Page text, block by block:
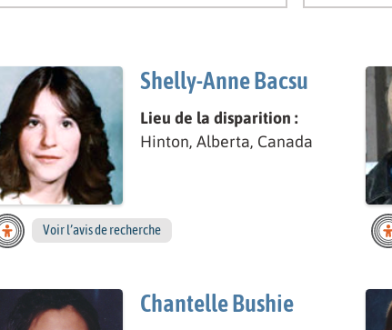
Shelly-Anne Bacsu
Lieu de la disparition :
Hinton, Alberta, Canada
Voir l’avis de recherche
Chantelle Bushie